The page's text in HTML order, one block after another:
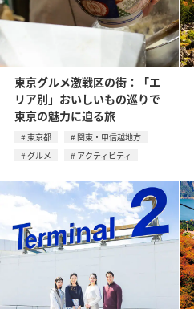
東京グルメ激戦区の街：「エ
リア別」おいしいもの巡りで
東京の魅力に迫る旅
東京都
関東・甲信越地方
グルメ
アクティビティ